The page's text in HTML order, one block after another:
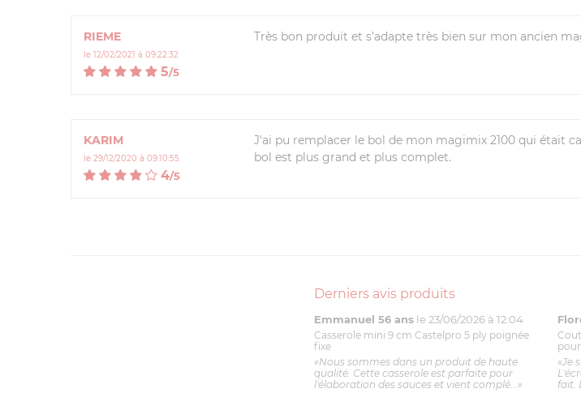
RIEME
le 12/02/2021 à 09:22:32
5/5
Très bon produit et s’adapte très bien sur mon ancien
KARIM
le 29/12/2020 à 09:10:55
4/5
J'ai pu remplacer le bol de mon magimix 2100 qui était
bol est plus grand et plus complet.
Derniers avis produits
Emmanuel 56 ans le 23/06/2026 à 12:04
Casserole mini 9 cm Castelpro 5 ply poignée
fixe
«Nous sommes dans un produit de haute
qualité. Cette casserole est parfaite pour
l'élaboration des sauces et vient complé...»
«Je
fait.